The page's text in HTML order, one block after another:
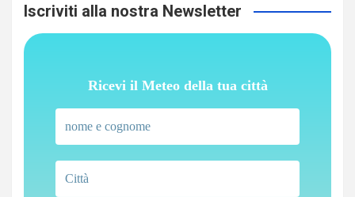
Iscriviti alla nostra Newsletter
Ricevi il Meteo della tua città